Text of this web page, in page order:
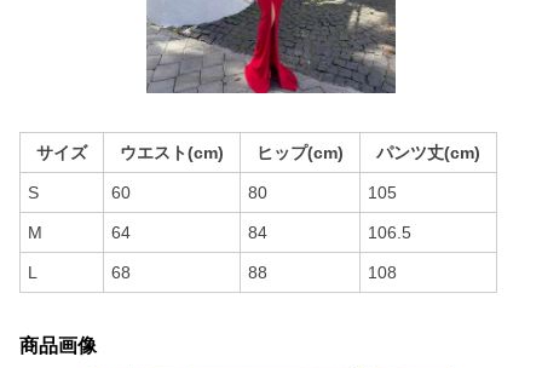
サイズ ウエスト(cm) ヒップ(cm) パンツ丈(cm)
S 60 80 105
M 64 84 106.5
L 68 88 108
商品画像